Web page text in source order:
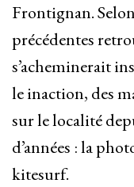
Frontignan.
précédentes
s’acheminerait
le inaction, des
sur le localité
d’années : la
kitesurf.